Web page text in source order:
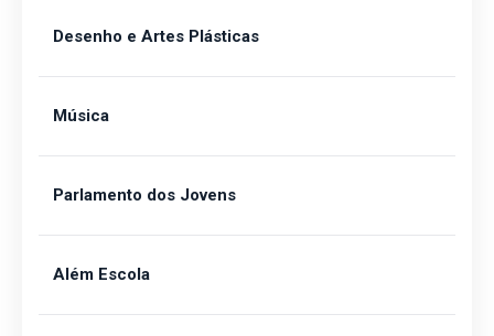
Desenho e Artes Plásticas
Música
Parlamento dos Jovens
Além Escola